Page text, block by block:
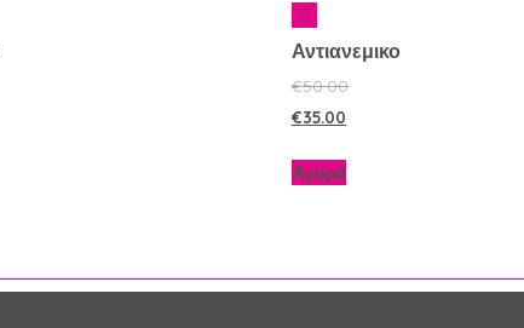
Αντιανεμικο
€50.00
€35.00
Αγορά